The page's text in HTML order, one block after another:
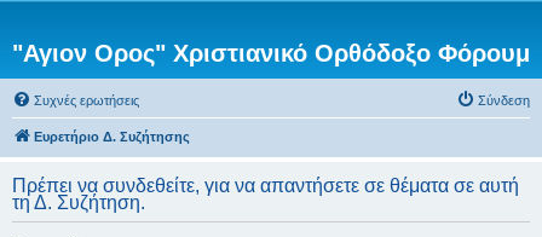
"Αγιον Ορος" Χριστιανικό Ορθόδοξο Φόρουμ
Συχνές ερωτήσεις Σύνδεση
Ευρετήριο Δ. Συζήτησης
Πρέπει να συνδεθείτε, για να απαντήσετε σε θέματα σε αυτή
τη Δ. Συζήτηση.